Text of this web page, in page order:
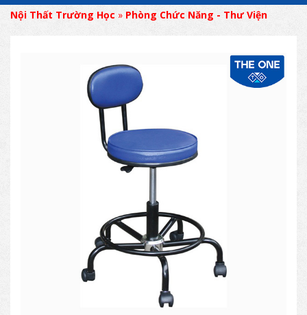
Nội Thất Trường Học » Phòng Chức Năng - Thư Viện